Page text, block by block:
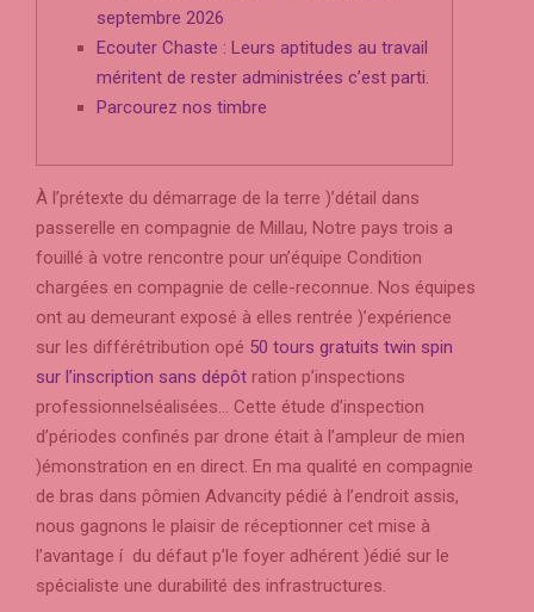
septembre 2026
Ecouter Chaste : Leurs aptitudes au travail
méritent de rester administrées c’est parti.
Parcourez nos timbre
À l’prétexte du démarrage de la terre )’détail dans
passerelle en compagnie de Millau, Notre pays trois a
fouillé à votre rencontre pour un’équipe Condition
chargées en compagnie de celle-reconnue. Nos équipes
ont au demeurant exposé à elles rentrée )’expérience
sur les différétribution opé 50 tours gratuits twin spin
sur l’inscription sans dépôt ration p’inspections
professionnelséalisées… Cette étude d’inspection
d’périodes confinés par drone était à l’ampleur de mien
)émonstration en en direct. En ma qualité en compagnie
de bras dans pômien Advancity pédié à l’endroit assis,
nous gagnons le plaisir de réceptionner cet mise à
l’avantage í du défaut p’le foyer adhérent )édié sur le
spécialiste une durabilité des infrastructures.